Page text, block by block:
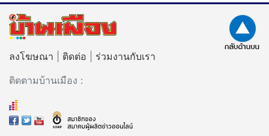
ลงโฆษณา ติดต่อ
ร่วมงานกับเรา
ติดตามบ้านเมือง :